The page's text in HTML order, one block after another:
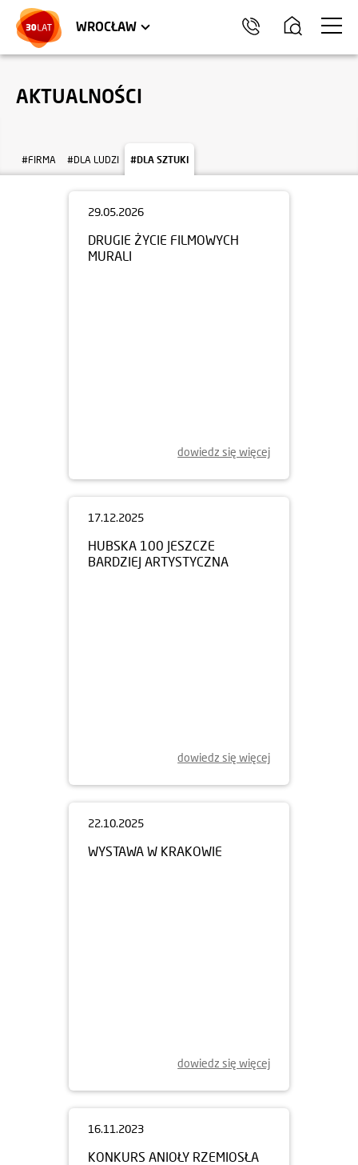
WROCŁAW
TRÓJMIASTO
AKTUALNOŚCI
#FIRMA #DLA LUDZI #DLA SZTUKI
29.05.2026
DRUGIE ŻYCIE FILMOWYCH
MURALI
dowiedz się więcej
17.12.2025
HUBSKA 100 JESZCZE
BARDZIEJ ARTYSTYCZNA
dowiedz się więcej
22.10.2025
WYSTAWA W KRAKOWIE
dowiedz się więcej
16.11.2023
KONKURS ANIOŁY RZEMIOSŁA